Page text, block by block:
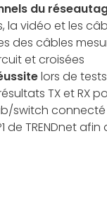
du
vidéo et les
câbles
et croisées
lors de
TX et RX
switch connecté
TRENDnet